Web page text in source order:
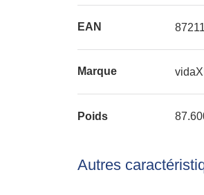
EAN
Marque
Poids
Autres